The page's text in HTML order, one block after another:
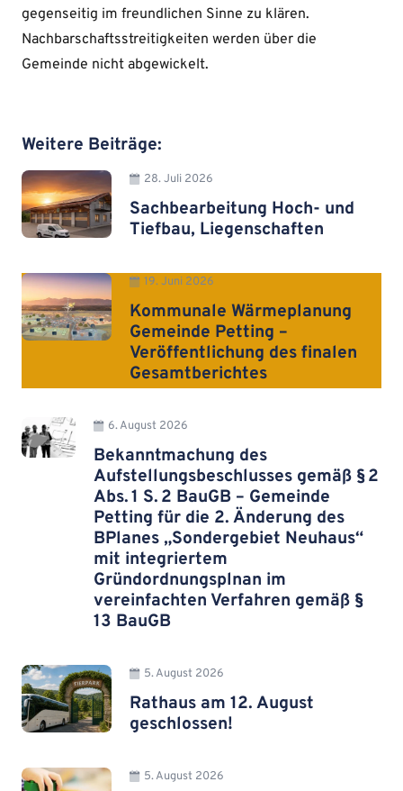
gegenseitig im freundlichen Sinne zu klären.
Nachbarschaftsstreitigkeiten werden über die
Gemeinde nicht abgewickelt.
Weitere Beiträge:
28. Juli 2026
Sachbearbeitung Hoch- und
Tiefbau, Liegenschaften
19. Juni 2026
Kommunale Wärmeplanung
Gemeinde Petting –
Veröffentlichung des finalen
Gesamtberichtes
6. August 2026
Bekanntmachung des
Aufstellungsbeschlusses gemäß § 2
Abs. 1 S. 2 BauGB – Gemeinde
Petting für die 2. Änderung des
BPlanes „Sondergebiet Neuhaus“
mit integriertem
Gründordnungsplnan im
vereinfachten Verfahren gemäß §
13 BauGB
5. August 2026
Rathaus am 12. August
geschlossen!
5. August 2026